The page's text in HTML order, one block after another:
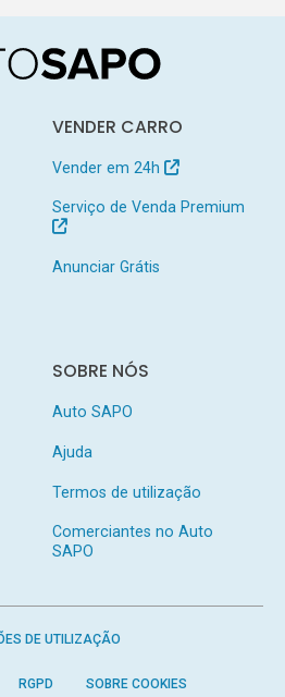
VENDER CARRO
Vender em 24h
Serviço de Venda Premium
Anunciar Grátis
SOBRE NÓS
Auto SAPO
Ajuda
Termos de utilização
Comerciantes no Auto
SAPO
DE UTILIZAÇÃO
RGPD SOBRE COOKIES